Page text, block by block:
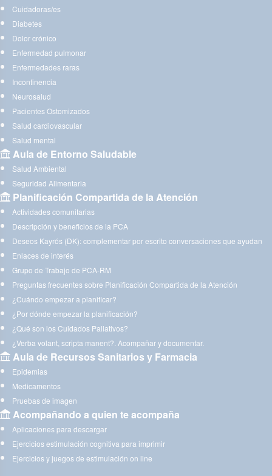
Cuidadoras/es
Diabetes
Dolor crónico
Enfermedad pulmonar
Enfermedades raras
Incontinencia
Neurosalud
Pacientes Ostomizados
Salud cardiovascular
Salud mental
Aula de Entorno Saludable
Salud Ambiental
Seguridad Alimentaria
Planificación Compartida de la Atención
Actividades comunitarias
Descripción y beneficios de la PCA
Deseos Kayrós (DK): complementar por escrito conversaciones que ayudan
Enlaces de interés
Grupo de Trabajo de PCA-RM
Preguntas frecuentes sobre Planificación Compartida de la Atención
¿Cuándo empezar a planificar?
¿Por dónde empezar la planificación?
¿Qué son los Cuidados Paliativos?
¿Verba volant, scripta manent?. Acompañar y documentar.
Aula de Recursos Sanitarios y Farmacia
Epidemias
Medicamentos
Pruebas de imagen
Acompañando a quien te acompaña
Aplicaciones para descargar
Ejercicios estimulación cognitiva para imprimir
Ejercicios y juegos de estimulación on line